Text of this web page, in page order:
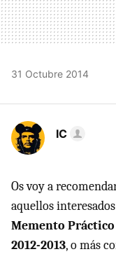
31 Octubre 2014
IC
Os voy a
aquellos
Memento
2012-2013, o más